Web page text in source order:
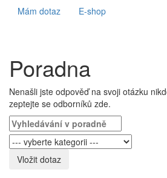
Mám dotaz E-shop
Poradna
Nenašli jste odpověď na svoji otázku
zeptejte se odborníků zde.
Vložit dotaz